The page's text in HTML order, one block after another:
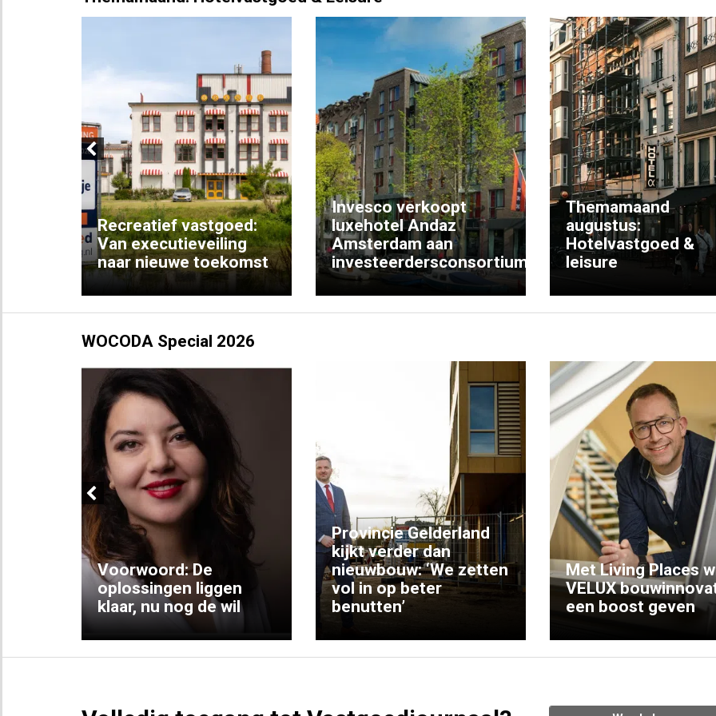
Previous
Recreatief vastgoed:
Van executieveiling
naar nieuwe toekomst
Invesco verkoopt
luxehotel Andaz
Amsterdam aan
investeerdersconsortium
Themamaand
augustus:
Hotelvastgoed &
leisure
WOCODA Special 2026
Previous
Voorwoord: De
oplossingen liggen
klaar, nu nog de wil
Provincie Gelderland
kijkt verder dan
nieuwbouw: ‘We zetten
vol in op beter
benutten’
Met Living Places
VELUX
een boost geven